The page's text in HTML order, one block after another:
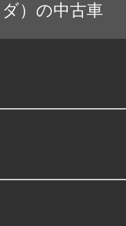
）の中古車